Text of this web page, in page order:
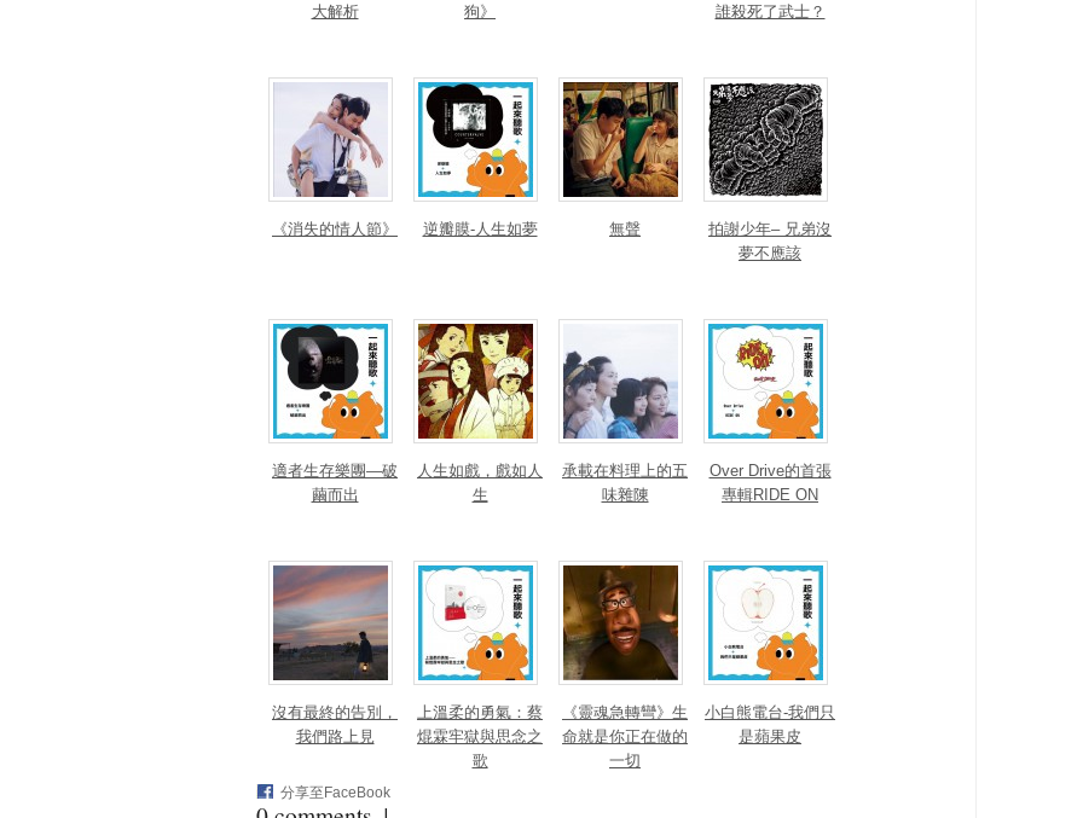
大解析
狗》
誰殺死了武士？
《消失的情人節》 逆瓣膜-人生如夢 無聲
拍謝少年– 兄弟沒
夢不應該
適者生存樂團—破
繭而出
人生如戲，戲如人
生
承載在料理上的五
味雜陳
Over Drive的首張
專輯RIDE ON
沒有最終的告別，
我們路上見
上溫柔的勇氣：蔡
焜霖牢獄與思念之
歌
《靈魂急轉彎》生
命就是你正在做的
一切
小白熊電台-我們只
是蘋果皮
分享至FaceBook